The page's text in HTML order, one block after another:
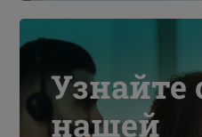
Узнайте
нашей